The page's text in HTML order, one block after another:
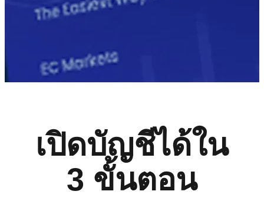
เปิดบัญชีได้ใน
3 ขั้นตอน